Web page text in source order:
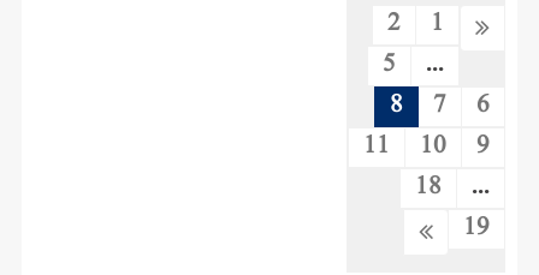
1
2
...
5
6
7
8
9
10
11
...
18
19